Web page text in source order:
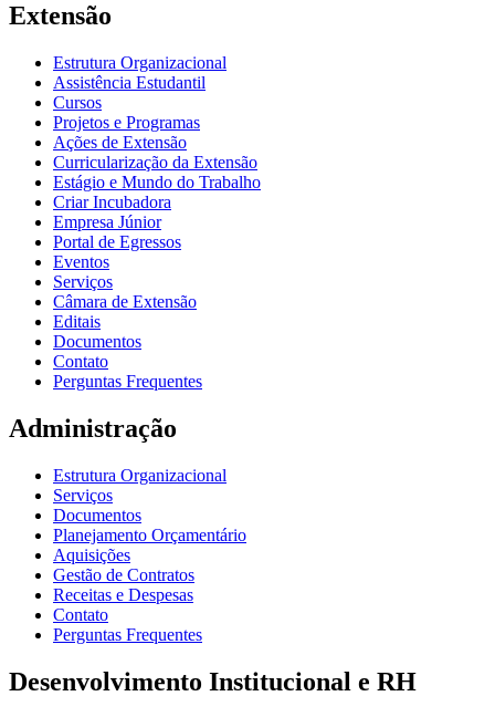
Extensão
Estrutura Organizacional
Assistência Estudantil
Cursos
Projetos e Programas
Ações de Extensão
Curricularização da Extensão
Estágio e Mundo do Trabalho
Criar Incubadora
Empresa Júnior
Portal de Egressos
Eventos
Serviços
Câmara de Extensão
Editais
Documentos
Contato
Perguntas Frequentes
Administração
Estrutura Organizacional
Serviços
Documentos
Planejamento Orçamentário
Aquisições
Gestão de Contratos
Receitas e Despesas
Contato
Perguntas Frequentes
Desenvolvimento Institucional e RH